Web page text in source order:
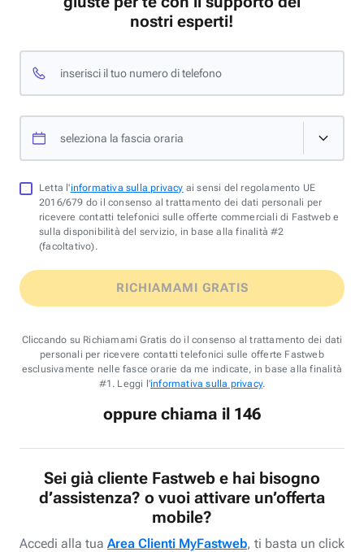
nostri esperti!
inserisci il tuo numero di telefono
seleziona la fascia oraria
Letta l'informativa sulla privacy ai sensi del regolamento UE
2016/679 do il consenso al trattamento dei dati personali per
ricevere contatti telefonici sulle offerte commerciali di Fastweb e
sulla disponibilità del servizio, in base alla finalità #2
(facoltativo).
RICHIAMAMI GRATIS
Cliccando su Richiamami Gratis do il consenso al trattamento dei dati
personali per ricevere contatti telefonici sulle offerte Fastweb
esclusivamente nelle fasce orarie da me indicate, in base alla finalità
#1. Leggi l'informativa sulla privacy.
oppure chiama il 146
Sei già cliente Fastweb e hai bisogno
d’assistenza? o vuoi attivare un’offerta
mobile?
Accedi alla tua Area Clienti MyFastweb, ti basta un click